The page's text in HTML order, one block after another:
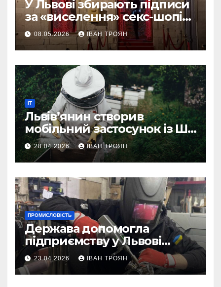
У Львові збирають підписи
за «виселення» секс-шопів
із центру міста
08.05.2026 ІВАН ТРОЯН
IT
Львів’янин створив
мобільний застосунок із ШІ-
асистентом для бджолярів
28.04.2026 ІВАН ТРОЯН
ПРОМИСЛОВІСТЬ
Держава допомогла
підприємству у Львові
відновити виробничі
потужності після атаки
російського БПЛА
23.04.2026 ІВАН ТРОЯН